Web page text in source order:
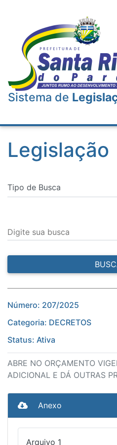
Sistema de
Legislação
Digite sua busca
Número: 207/2025
Categoria: DECRETOS
Status: Ativa
ABRE NO ORÇAMENTO
ADICIONAL E DÁ OUTRAS
Anexo
Arquivo 1